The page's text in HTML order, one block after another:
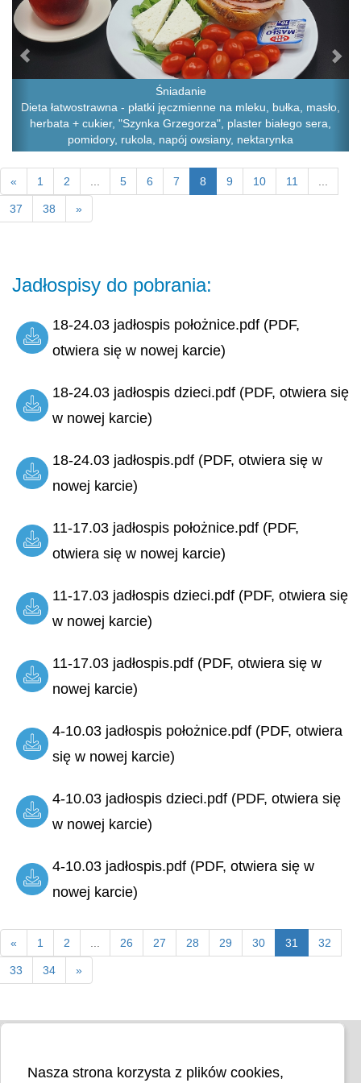
Śniadanie
Dieta łatwostrawna - płatki jęczmienne na mleku, bułka, masło,
herbata + cukier, "Szynka Grzegorza", plaster białego sera,
pomidory, rukola, napój owsiany, nektarynka
« 1 2 5 6 7 8 9 10 11
37 38 »
Jadłospisy do pobrania:
18-24.03 jadłospis położnice.pdf (PDF,
otwiera się w nowej karcie)
18-24.03 jadłospis dzieci.pdf (PDF, otwiera się
w nowej karcie)
18-24.03 jadłospis.pdf (PDF, otwiera się w
nowej karcie)
11-17.03 jadłospis położnice.pdf (PDF,
otwiera się w nowej karcie)
11-17.03 jadłospis dzieci.pdf (PDF, otwiera się
w nowej karcie)
11-17.03 jadłospis.pdf (PDF, otwiera się w
nowej karcie)
4-10.03 jadłospis położnice.pdf (PDF, otwiera
się w nowej karcie)
4-10.03 jadłospis dzieci.pdf (PDF, otwiera się
w nowej karcie)
4-10.03 jadłospis.pdf (PDF, otwiera się w
nowej karcie)
« 1 2 26 27 28 29 30 31 32
33 34 »
Nasza strona korzysta z plików cookies,